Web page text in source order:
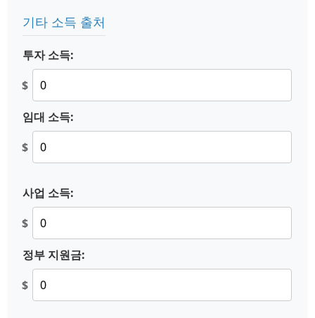
기타 소득 출처
투자 소득:
$
임대 소득:
$
사업 소득:
$
정부 지원금:
$